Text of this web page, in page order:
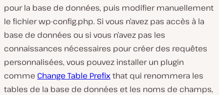
pour la base de données, puis modifier manuellement
le fichierwp-config.php. Si vous n’avez pas accès à la
base de données ou si vous n’avez pas les
connaissances nécessaires pour créer des requêtes
personnalisées, vous pouvez installer un plugin
comme Change Table Prefixthat qui renommera les
tables de la base de données et les noms de champs,